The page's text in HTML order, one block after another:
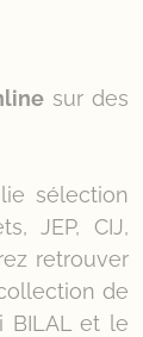
sur des
sélection
JEP, CIJ,
retrouver
de
BILAL et le